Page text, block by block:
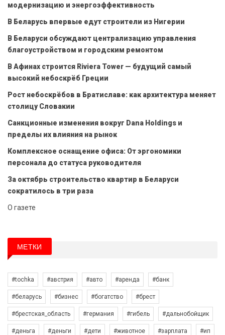
модернизацию и энергоэффективность
В Беларусь впервые едут строители из Нигерии
В Беларуси обсуждают централизацию управления
благоустройством и городским ремонтом
В Афинах строится Riviera Tower — будущий самый
высокий небоскрёб Греции
Рост небоскрёбов в Братиславе: как архитектура меняет
столицу Словакии
Санкционные изменения вокруг Dana Holdings и
пределы их влияния на рынок
Комплексное оснащение офиса: От эргономики
персонала до статуса руководителя
За октябрь строительство квартир в Беларуси
сократилось в три раза
О газете
МЕТКИ
#tochka #австрия #авто #аренда #банк
#беларусь #бизнес #богатство #брест
#брестская_область #германия #гибель #дальнобойщик
#деньга #деньги #дети #животное #зарплата #ип